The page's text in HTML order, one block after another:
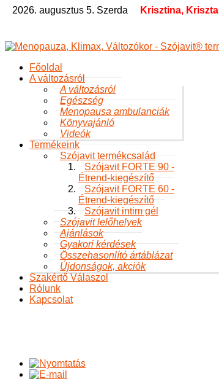
2026. augusztus 5. Szerda Krisztina, Kriszta
Főoldal
A változásról
A változásról
Egészség
Menopausa ambulanciák
Könyvajánló
Videók
Termékeink
Szójavit termékcsalád
Szójavit FORTE 90 -
Étrend-kiegészítő
Szójavit FORTE 60 -
Étrend-kiegészítő
Szójavit intim gél
Szójavit lelőhelyek
Ajánlások
Gyakori kérdések
Összehasonlító ártáblázat
Újdonságok, akciók
Szakértő Válaszol
Rólunk
Kapcsolat